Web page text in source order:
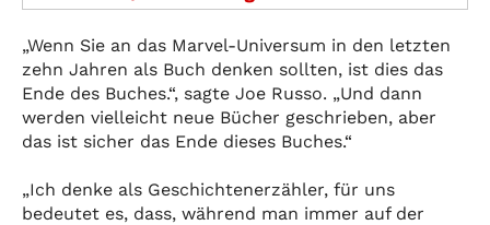
„Wenn Sie an das Marvel-Universum in den letzten
zehn Jahren als Buch denken sollten, ist dies das
Ende des Buches.“, sagte Joe Russo. „Und dann
werden vielleicht neue Bücher geschrieben, aber
das ist sicher das Ende dieses Buches.“
„Ich denke als Geschichtenerzähler, für uns
bedeutet es, dass, während man immer auf der